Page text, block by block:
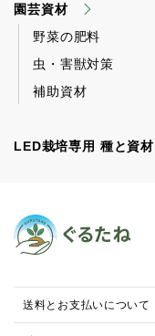
園芸資材
野菜の肥料
虫・害獣対策
補助資材
LED栽培専用 種と資材
送料とお支払いについて